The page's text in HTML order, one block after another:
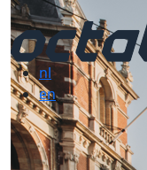
nl
en